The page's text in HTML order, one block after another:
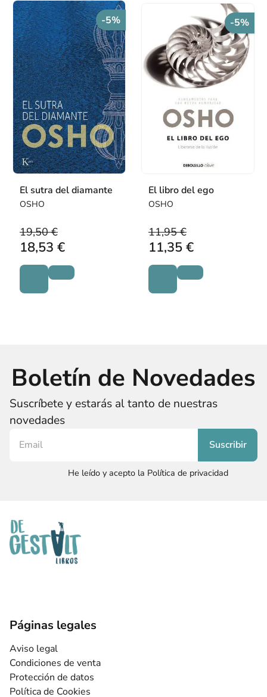
-5%
El sutra del diamante
OSHO
19,50 €
18,53 €
-5%
El libro del ego
OSHO
11,95 €
11,35 €
Boletín de Novedades
Suscríbete y estarás al tanto de nuestras
novedades
He leído y acepto la Política de privacidad
Páginas legales
Aviso legal
Condiciones de venta
Protección de datos
Política de Cookies